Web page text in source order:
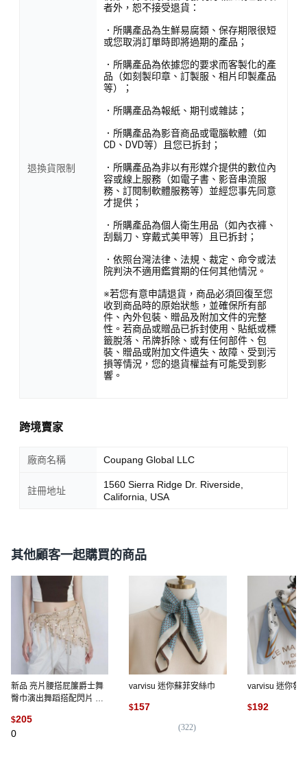
退換貨限制
者外，恕不接受退貨：
．所購產品為生鮮易腐類、保存期限很短
或您取消訂單時即將過期的產品；
．所購產品為依據您的要求而客製化的產
品（如刻製印章、訂製服、相片印製產品
等）；
．所購產品為報紙、期刊或雜誌；
．所購產品為影音商品或電腦軟體（如
CD、DVD等）且您已拆封；
．所購產品為非以有形媒介提供的數位內
容或線上服務（如電子書、影音串流服
務、訂閱制軟體服務等）並經您事先同意
才提供；
．所購產品為個人衛生用品（如內衣褲、
刮鬍刀、穿戴式美甲等）且已拆封；
．依照台灣法律、法規、裁定、命令或法
院判決不適用鑑賞期的任何其他情況。
※若您有意申請退貨，商品必須回復至您
收到商品時的原始狀態，並確保所有部
件、內外包裝、贈品及附加文件的完整
性。若商品或贈品已拆封使用、貼紙或標
籤脫落、吊牌拆除、或有任何部件、包
裝、贈品或附加文件遺失、故障、受到污
損等情況，您的退貨權益有可能受到影
響。
跨境賣家
廠商名稱 Coupang Global LLC
註冊地址
1560 Sierra Ridge Dr. Riverside,
California, USA
其他顧客一起購買的商品
新品 亮片腰搭屁簾爵士舞
臀巾演出舞蹈搭配閃片 副
$205
0
varvisu 迷你蘇菲安絲巾
$157
(322)
varvisu 迷你魯
$192